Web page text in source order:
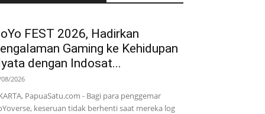
FEST 2026, Hadirkan
Gaming ke Kehidupan
dengan Indosat...
2026
PapuaSatu.com - Bagi para penggemar
keseruan tidak berhenti saat mereka log